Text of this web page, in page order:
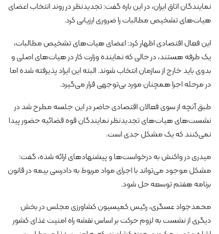
نمایندگان اتاق ایران، در این باره گفت: تجدیدنظر در روند انتخاب اعضای
هیات‌های تشخیص مطالبات را ضروری ارزیابی کرد.
این فعال اقتصادی اظهار کرد: اعضای هیات‌های تشخیص مطالبات،
یک طرفه هستند، در حالی که نماینده وزارت کار در هیات‌های اصلی و
بدوی باید خارج از سازمان انتخاب شوند. البته این ایراد پذیرفته شده اما
در مرحله اجرا همچنان مورد بی‌توجهی قرار می‌گیرد.
طبق آنچه از سوی فعالان اقتصادی حاضر در این جلسه مطرح شد در
نشست‌های هیات‌های تجدیدنظر نمایندگان قوه قضائیه حضور پیدا
نمی‌کنند که یک مشکل جدی است.
میدری در واکنش به درخواست‌ها و پیشنهادهای ارائه شده، گفت:
مشکل موجود می‌تواند با اجرای مواد مربوط به دادرسی بیمه در قانون
برنامه هفتم توسعه حل شود.
محمدجواد عسگری، رئیس کمیسیون کشاورزی مجلس در بخش
دیگری از نشست به لزوم حرکت بر اساس نقشه راه امنیت غذای کشور